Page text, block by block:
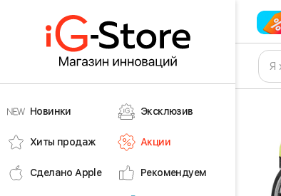
Новинки Эксклюзив
Хиты продаж Акции
Сделано Apple Рекомендуем